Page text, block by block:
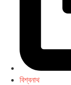
বিশ্বনাথ